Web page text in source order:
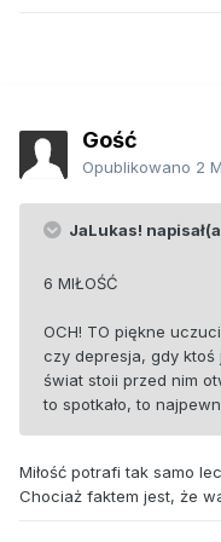
Gość
Opublikowano 2
JaLukas!
6 MIŁOŚĆ
OCH! TO piękne
czy depresja, gdy ktoś
świat stoii przed nim
to spotkało, to
Miłość potrafi tak samo
Chociaż faktem jest, że